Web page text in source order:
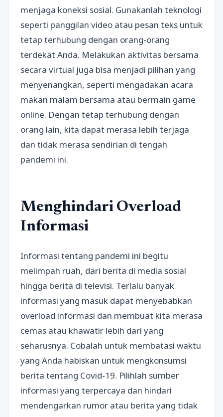
menjaga koneksi sosial. Gunakanlah teknologi
seperti panggilan video atau pesan teks untuk
tetap terhubung dengan orang-orang
terdekat Anda. Melakukan aktivitas bersama
secara virtual juga bisa menjadi pilihan yang
menyenangkan, seperti mengadakan acara
makan malam bersama atau bermain game
online. Dengan tetap terhubung dengan
orang lain, kita dapat merasa lebih terjaga
dan tidak merasa sendirian di tengah
pandemi ini.
Menghindari Overload
Informasi
Informasi tentang pandemi ini begitu
melimpah ruah, dari berita di media sosial
hingga berita di televisi. Terlalu banyak
informasi yang masuk dapat menyebabkan
overload informasi dan membuat kita merasa
cemas atau khawatir lebih dari yang
seharusnya. Cobalah untuk membatasi waktu
yang Anda habiskan untuk mengkonsumsi
berita tentang Covid-19. Pilihlah sumber
informasi yang terpercaya dan hindari
mendengarkan rumor atau berita yang tidak